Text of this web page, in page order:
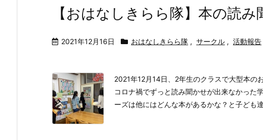
【おはなしきらら隊】本の読み
2021年12月16日 おはなしきらら隊 , サークル , 活動報告
2021年12月14日、2年生のクラスで大型本の
コロナ禍でずっと読み聞かせが出来なかった
ーズは他にはどんな本があるかな？と子ども